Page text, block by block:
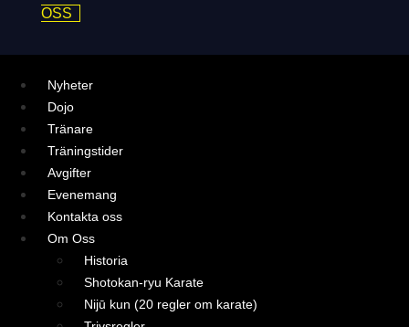
OSS
Nyheter
Dojo
Tränare
Träningstider
Avgifter
Evenemang
Kontakta oss
Om Oss
Historia
Shotokan-ryu Karate
Nijū kun (20 regler om karate)